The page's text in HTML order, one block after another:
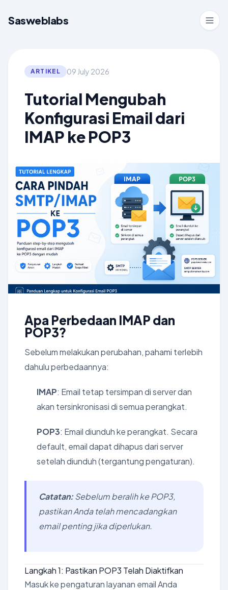
Sasweblabs
ARTIKEL 09 July 2026
Tutorial Mengubah
Konfigurasi Email dari
IMAP ke POP3
Apa Perbedaan IMAP dan
POP3?
Sebelum melakukan perubahan, pahami terlebih
dahulu perbedaannya:
IMAP: Email tetap tersimpan di server dan
akan tersinkronisasi di semua perangkat.
POP3: Email diunduh ke perangkat. Secara
default, email dapat dihapus dari server
setelah diunduh (tergantung pengaturan).
Catatan:Sebelum beralih ke POP3,
pastikan Anda telah mencadangkan
email penting jika diperlukan.
Langkah 1: Pastikan POP3 Telah Diaktifkan
Masuk ke pengaturan layanan email Anda